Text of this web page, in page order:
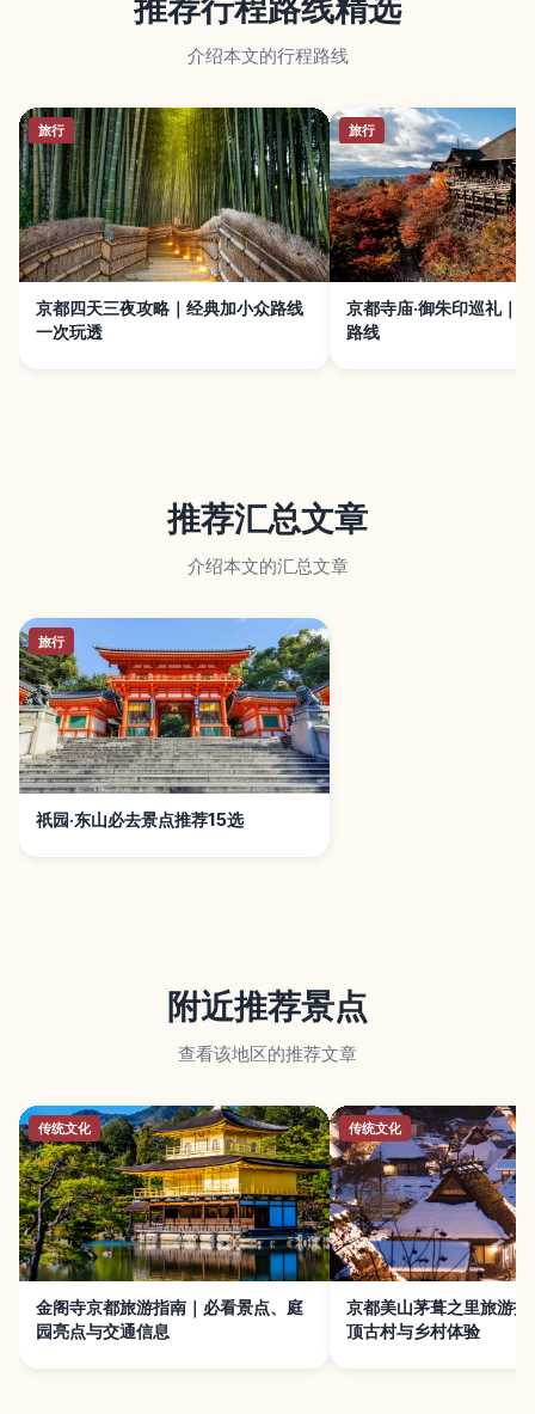
介绍本文的行程路线
旅行
京都四天三夜攻略｜经典加小众路线
一次玩透
旅行
京都寺庙·御朱印巡礼｜
路线
推荐汇总文章
介绍本文的汇总文章
旅行
祇园·东山必去景点推荐15选
附近推荐景点
查看该地区的推荐文章
传统文化
金阁寺京都旅游指南｜必看景点、庭
园亮点与交通信息
传统文化
京都美山茅葺之里旅游指
顶古村与乡村体验